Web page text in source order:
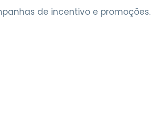
de incentivo e promoções.